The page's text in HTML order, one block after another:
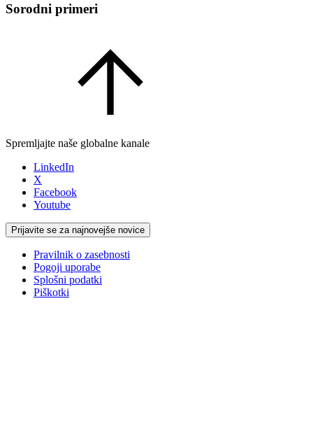
Sorodni primeri
Spremljajte naše globalne kanale
LinkedIn
X
Facebook
Youtube
Prijavite se za najnovejše novice
Pravilnik o zasebnosti
Pogoji uporabe
Splošni podatki
Piškotki